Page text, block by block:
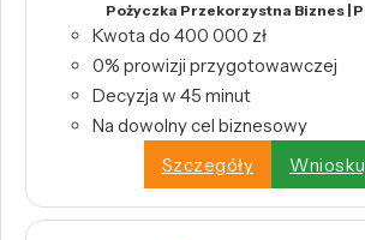
Pożyczka Przekorzystna Biznes |
Kwota do 400 000 zł
0% prowizji przygotowawczej
Decyzja w 45 minut
Na dowolny cel biznesowy
Szczegóły